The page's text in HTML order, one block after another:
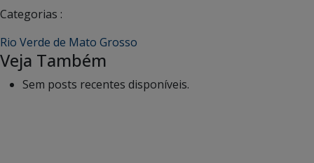
Categorias :
Rio Verde de Mato Grosso
Veja Também
Sem posts recentes disponíveis.